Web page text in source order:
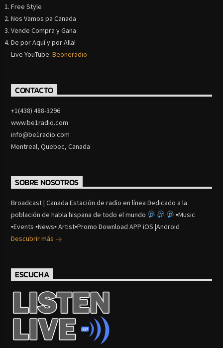
Free Style
Nos Vamos pa Canada
Vende Compra y Gana
De por Aquí y por Alla!
Live YouTube:Beoneradio
CONTACTO
+1(438) 488-3296
www.be1radio.com
info@be1radio.com
Montreal, Quebec, Canada
SOBRE NOSOTROS
Broadcast | Canada Estación de radio en línea Dedicado a la
población de habla hispana de todo el mundo
▪Music
▪Events ▪News▪ Artist▪Promo Download APP iOS |Android
Descubrir más
ESCUCHA